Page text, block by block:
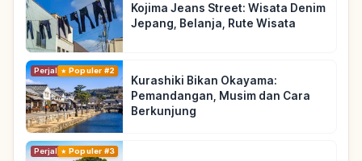
Kojima Jeans Street: Wisata Denim
Jepang, Belanja, Rute Wisata
PerjalananPopuler #2
Kurashiki Bikan Okayama:
Pemandangan, Musim dan Cara
Berkunjung
PerjalananPopuler #3